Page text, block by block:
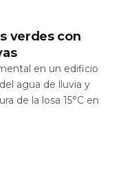
verdes con
en un edificio
agua de lluvia y
de la losa 15°C en